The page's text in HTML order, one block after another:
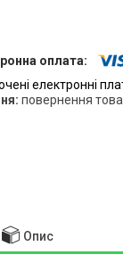
електронні
повернення
Опис